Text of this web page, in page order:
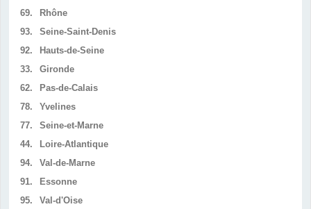
69.
Rhône
93.
Seine-Saint-Denis
92.
Hauts-de-Seine
33.
Gironde
62.
Pas-de-Calais
78.
Yvelines
77.
Seine-et-Marne
44.
Loire-Atlantique
94.
Val-de-Marne
91.
Essonne
95.
Val-d'Oise